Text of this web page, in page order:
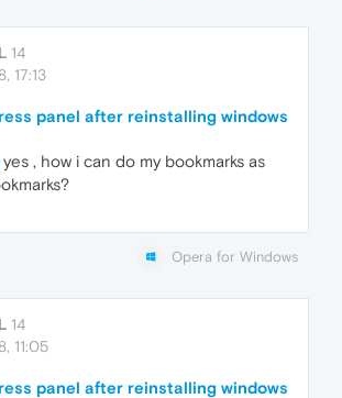
14
17:13
panel after reinstalling windows
yes , how i can do my bookmarks as
Opera for Windows
14
11:05
panel after reinstalling windows